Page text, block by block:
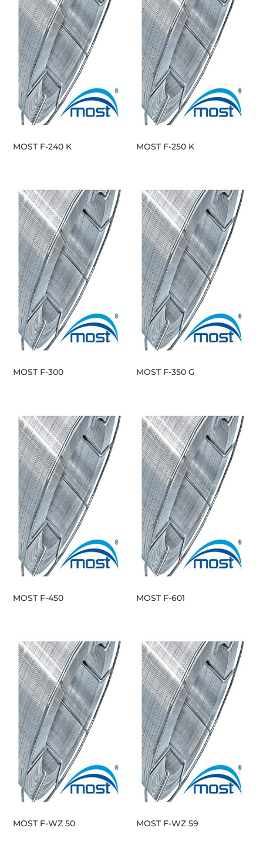
MOST F-240 K MOST F-250 K
MOST F-300 MOST F-350 G
MOST F-450 MOST F-601
MOST F-WZ 50 MOST F-WZ 59